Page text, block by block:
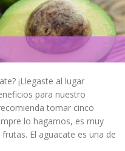
¡Llegaste al lugar
para nuestro
tomar cinco
lo hagamos, es muy
El aguacate es una de